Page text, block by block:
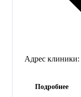
Адрес клиники:
Подробнее